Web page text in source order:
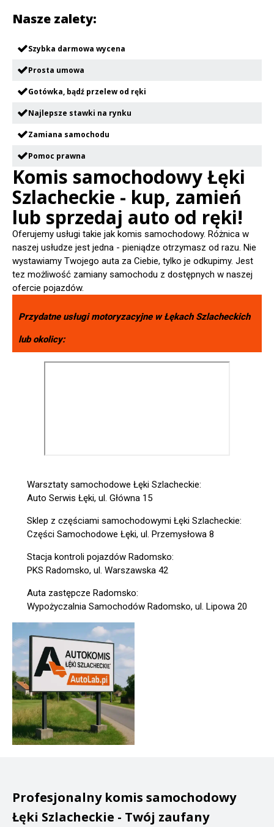
Nasze zalety:
Szybka darmowa wycena
Prosta umowa
Gotówka, bądź przelew od ręki
Najlepsze stawki na rynku
Zamiana samochodu
Pomoc prawna
Komis samochodowy Łęki
Szlacheckie - kup, zamień
lub sprzedaj auto od ręki!
Oferujemy usługi takie jak komis samochodowy. Różnica w
naszej usłudze jest jedna - pieniądze otrzymasz od razu. Nie
wystawiamy Twojego auta za Ciebie, tylko je odkupimy. Jest
tez możliwość zamiany samochodu z dostępnych w naszej
ofercie pojazdów.
Przydatne usługi motoryzacyjne wŁękach Szlacheckich
lub okolicy:
Warsztaty samochodowe Łęki Szlacheckie:
Auto Serwis Łęki, ul. Główna 15
Sklep z częściami samochodowymi Łęki Szlacheckie:
Części Samochodowe Łęki, ul. Przemysłowa 8
Stacja kontroli pojazdów Radomsko:
PKS Radomsko, ul. Warszawska 42
Auta zastępcze Radomsko:
Wypożyczalnia Samochodów Radomsko, ul. Lipowa 20
Profesjonalny komis samochodowy
Łęki Szlacheckie - Twój zaufany